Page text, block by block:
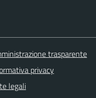
trasparente
privacy
legali